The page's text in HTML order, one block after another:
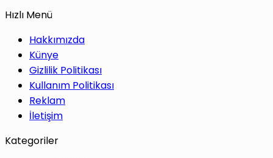
Hızlı Menü
Hakkımızda
Künye
Gizlilik Politikası
Kullanım Politikası
Reklam
İletişim
Kategoriler